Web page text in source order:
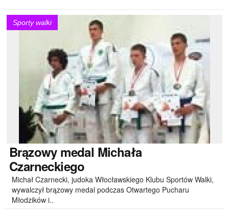
Sporty walki
Brązowymedal Michała
Czarneckiego
Michał Czarnecki, judoka Włocławskiego Klubu Sportów Walki,
wywalczył brązowy medal podczas Otwartego Pucharu
Młodzików i..